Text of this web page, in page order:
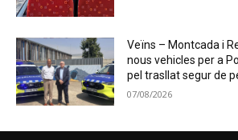
Veïns – Montcada i
nous vehicles per a
pel trasllat segur de
07/08/2026